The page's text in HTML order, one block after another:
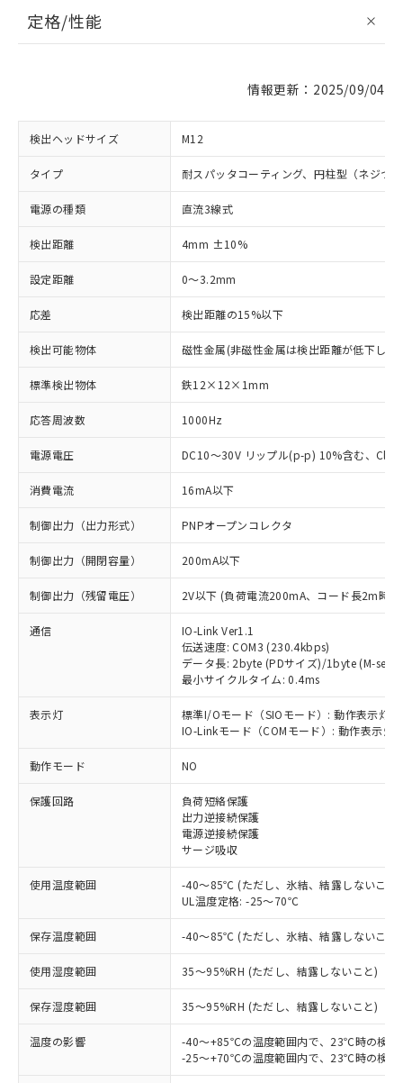
定格/性能
情報更新：2025/09/04
検出ヘッドサイズ M12
タイプ 耐スパッタコーティング、円柱型（ネジつ
電源の種類 直流3線式
検出距離 4mm ±10%
設定距離 0～3.2mm
応差 検出距離の15%以下
検出可能物体 磁性金属(非磁性金属は検出距離が低下しま
標準検出物体 鉄12×12×1mm
応答周波数 1000Hz
電源電圧 DC10～30V リップル(p-p) 10%含む、
消費電流 16mA以下
制御出力（出力形式） PNPオープンコレクタ
制御出力（開閉容量） 200mA以下
制御出力（残留電圧） 2V以下 (負荷電流200mA、コード長2m時)
通信
IO-Link Ver1.1
伝送速度: COM3 (230.4kbps)
データ長: 2byte (PDサイズ)/1byte (M-
最小サイクルタイム: 0.4ms
表示灯
標準I/Oモード（SIOモード）: 動作表示灯(
IO-Linkモード（COMモード）: 動作表示
動作モード NO
保護回路
負荷短絡保護
出力逆接続保護
電源逆接続保護
サージ吸収
使用温度範囲
-40～85℃ (ただし、氷結、結露しないこと)
UL温度定格: -25～70℃
保存温度範囲 -40～85℃ (ただし、氷結、結露しないこと)
使用湿度範囲 35～95%RH (ただし、結露しないこと)
保存湿度範囲 35～95%RH (ただし、結露しないこと)
温度の影響
-40～+85℃の温度範囲内で、23℃時の検
-25～+70℃の温度範囲内で、23℃時の検
ご利用条件
以下の条件をお読みいただき、同意のうえ
本サービスは、当社制御機器事業取扱
商品の当社在庫状況および標準価格
(税抜)を提供させていただくもので
当社制御機器事業取扱商品の中には、
本サービスの対象外となる商品もある
※1 対応状況
対応済み：EU RoHS指令（10物質）の
非含有に対応した製品が提供可能な商品で
対応予定：EU RoHS指令（10物質）の非含
有に対応した製品に切り替える予定のある
対応予定なし：EU RoHS指令（10物質）の
非含有に非対応の商品で、対応品を出す予
定はありません。
調査・確認中：EU RoHS指令（10物質）の
非含有の対応状況を調査中または確認中の
商品です。
非該当品：ライセンス料など無形物で、有
害物質有無と関係のない商品です。
仕入先様の事情により、非含有部品として
※1 中国RoHS○×表
「○」：最大均質材料含有率が中国RoHSの
基準値以下であることを示します。
「×」：最大均質材料含有率が中国RoHSの